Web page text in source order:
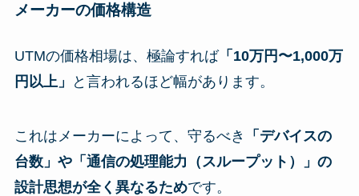
メーカーの価格構造
UTMの価格相場は、極論すれば「10万円〜1,000万
円以上」
と言われるほど幅があります。
これはメーカーによって、守るべき
「デバイスの
台数」や「通信の処理能力（スループット）」の
設計思想が全く異なるためです。